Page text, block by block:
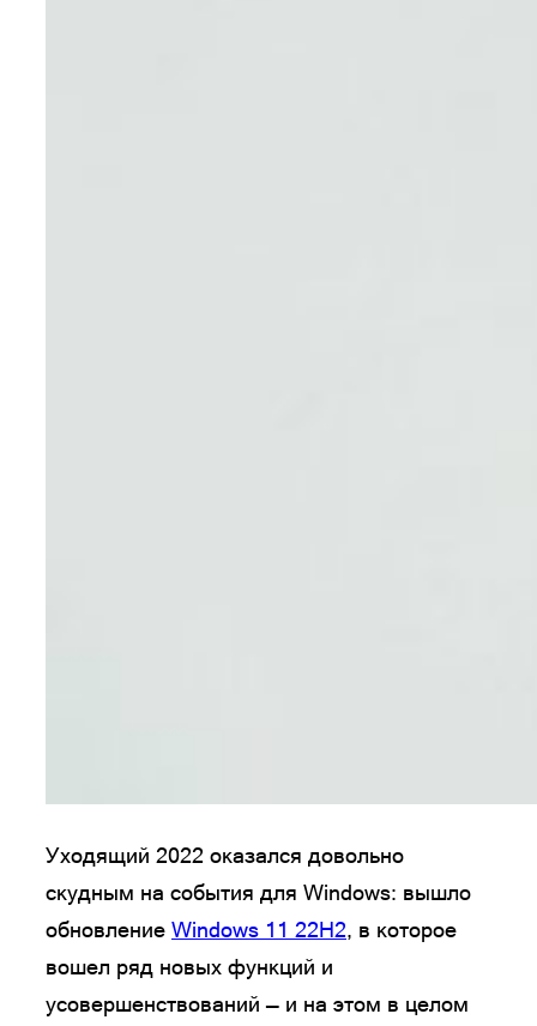
Уходящий 2022 оказался довольно
скудным на события для Windows: вышло
обновление Windows 11 22H2, в которое
вошел ряд новых функций и
усовершенствований — и на этом в целом